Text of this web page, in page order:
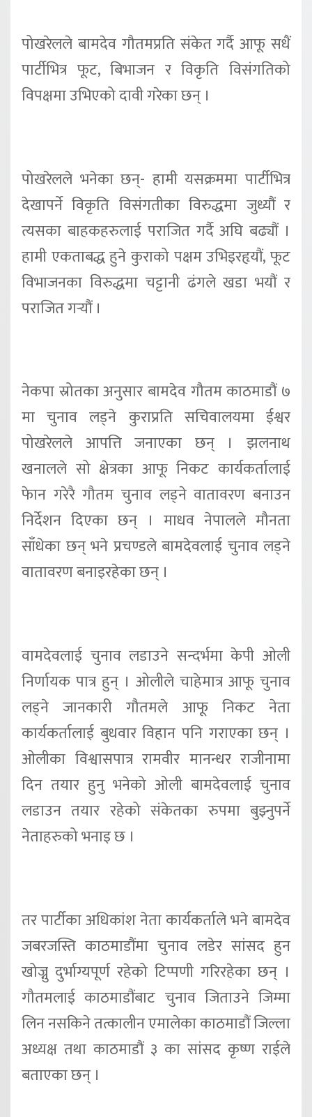
पोखरेलले बामदेव गौतमप्रति संकेत गर्दै आफू सधैं
पार्टीभित्र फूट, बिभाजन र विकृति विसंगतिको
विपक्षमा उभिएको दावी गरेका छन् ।
पोखरेलले भनेका छन्- हामी यसक्रममा पार्टीभित्र
देखापर्ने विकृति विसंगतीका विरुद्धमा जुध्यौं र
त्यसका बाहकहरुलाई पराजित गर्दै अघि बढ्यौं ।
हामी एकताबद्ध हुने कुराको पक्षम उभिइरहृयौं, फूट
विभाजनका विरुद्धमा चट्टानी ढंगले खडा भयौं र
पराजित गर्‍यौं ।
नेकपा स्रोतका अनुसार बामदेव गौतम काठमाडौं ७
मा चुनाव लड्ने कुराप्रति सचिवालयमा ईश्वर
पोखरेलले आपत्ति जनाएका छन् । झलनाथ
खनालले सो क्षेत्रका आफू निकट कार्यकर्तालाई
फेान गरेरै गौतम चुनाव लड्ने वातावरण बनाउन
निर्देशन दिएका छन् । माधव नेपालले मौनता
साँधेका छन् भने प्रचण्डले बामदेवलाई चुनाव लड्ने
वातावरण बनाइरहेका छन् ।
वामदेवलाई चुनाव लडाउने सन्दर्भमा केपी ओली
निर्णायक पात्र हुन् । ओलीले चाहेमात्र आफू चुनाव
लड्ने जानकारी गौतमले आफू निकट नेता
कार्यकर्तालाई बुधवार विहान पनि गराएका छन् ।
ओलीका विश्वासपात्र रामवीर मानन्धर राजीनामा
दिन तयार हुनु भनेको ओली बामदेवलाई चुनाव
लडाउन तयार रहेको संकेतका रुपमा बुझ्नुपर्ने
नेताहरुको भनाइ छ ।
तर पार्टीका अधिकांश नेता कार्यकर्ताले भने बामदेव
जबरजस्ति काठमाडौंमा चुनाव लडेर सांसद हुन
खोज्नु दुर्भाग्यपूर्ण रहेको टिप्पणी गरिरहेका छन् ।
गौतमलाई काठमाडौंबाट चुनाव जिताउने जिम्मा
लिन नसकिने तत्कालीन एमालेका काठमाडौं जिल्ला
अध्यक्ष तथा काठमाडौं ३ का सांसद कृष्ण राईले
बताएका छन् ।